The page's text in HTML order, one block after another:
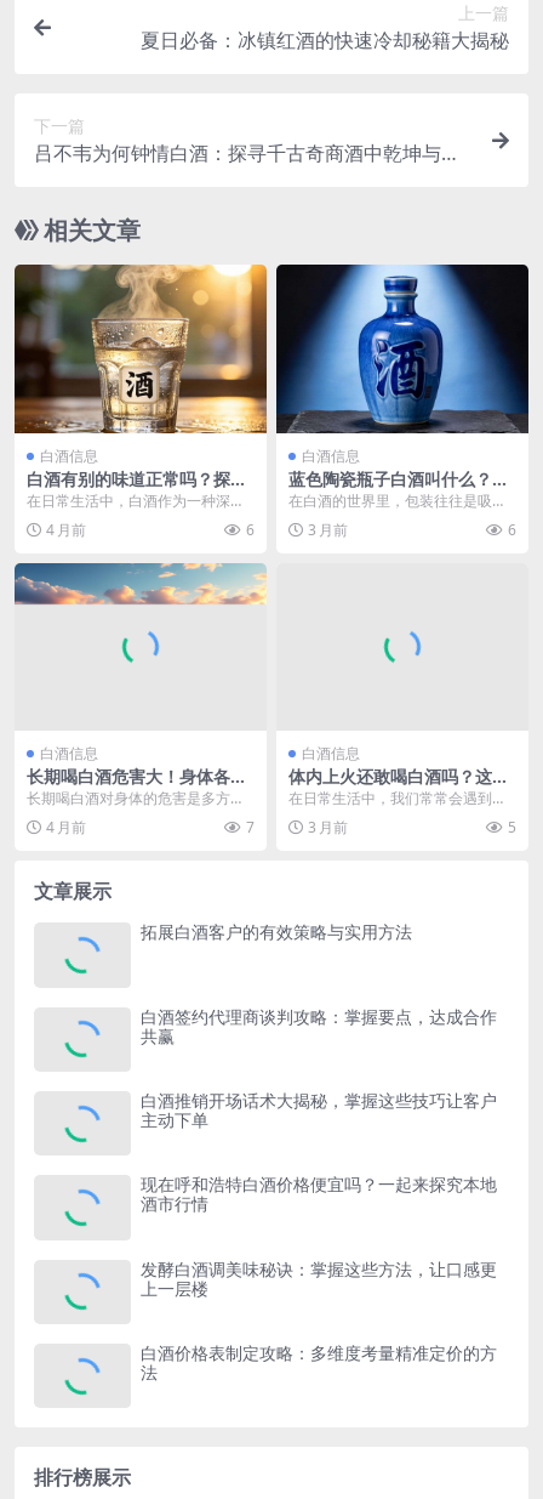
上一篇
夏日必备：冰镇红酒的快速冷却秘籍大揭秘
下一篇
吕不韦为何钟情白酒：探寻千古奇商酒中乾坤与隐
相关文章
白酒信息
白酒有别的味道正常吗？探究
白酒异味背后的真相
在日常生活中，白酒作为一种深受
大众喜爱的饮品，常常出现在各种
社交场合和家庭聚会中...
4 月前 6
白酒信息
蓝色陶瓷瓶子白酒叫什么？探
寻特色酒名背后的奥秘
在白酒的世界里，包装往往是吸引
消费者目光的重要因素之一。蓝色
陶瓷瓶子的白酒，凭借...
3 月前 6
白酒信息
长期喝白酒危害大！身体各器
官将面临这些健康挑战
长期喝白酒对身体的危害是多方面
且严重的，会对人体的多个重要器
官和系统造成不良影响...
4 月前 7
白酒信息
体内上火还敢喝白酒吗？这些
危害与注意事项你要知道
在日常生活中，我们常常会遇到体
内上火的情况，诸如嘴角生疮、咽
喉肿痛、牙龈出血等，...
3 月前 5
文章展示
拓展白酒客户的有效策略与实用方法
白酒签约代理商谈判攻略：掌握要点，达成合作
共赢
白酒推销开场话术大揭秘，掌握这些技巧让客户
主动下单
现在呼和浩特白酒价格便宜吗？一起来探究本地
酒市行情
发酵白酒调美味秘诀：掌握这些方法，让口感更
上一层楼
白酒价格表制定攻略：多维度考量精准定价的方
法
排行榜展示